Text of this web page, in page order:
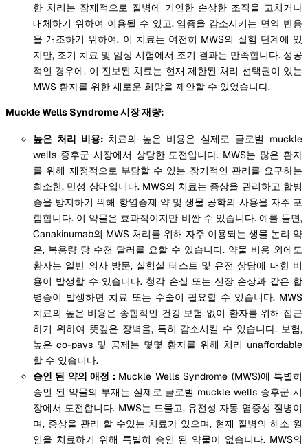
한 처리는 잠재적으로 질병에 기인한 손상한 조직을 고치거나
대체하기 위하여 이용될 수 있고, 염증을 감소시키는 면역 반응
을 개조하기 위하여. 이 치료는 여전히 MWS의 실험 단계에 있
지만, 조기 치료 및 임상 시험에서 조기 결과는 만족합니다. 성공
적인 경우에, 이 진보된 치료는 현재 제한된 처리 선택권이 있는
MWS 환자를 위한 새로운 희망을 제안할 수 있었습니다.
Muckle Wells Syndrome 시장 재량:
높은 처리 비용: 치료의 높은 비용은 실제로 글로벌 muckle
wells 증후군 시장에서 상당한 도전입니다. MWS는 많은 환자
를 위해 재정적으로 부담할 수 있는 장기적인 관리를 요구하는
희소한, 만성 상태입니다. MWS의 치료는 증상을 관리하고 합병
증을 방지하기 위해 항염증제 약 및 생물 공학의 사용을 자주 포
함합니다. 이 약물은 효과적이지만 비싼 수 있습니다. 예를 들면,
Canakinumab의 MWS 처리를 위해 자주 이용되는 생물 논리 약
은, 복용량 당 수천 달러를 요할 수 있습니다. 약물 비용 외에도
환자는 일반 의사 방문, 실험실 테스트 및 유전 상담에 대한 비
용이 발생할 수 있습니다. 청각 손실 또는 신장 손상과 같은 합
병증이 발생하면 치료 또는 수술이 필요할 수 있습니다. MWS
치료의 높은 비용은 종합적인 건강 보험 없이 환자를 위해 접근
하기 위하여 뜻깊은 장벽을, 특히 감소시킬 수 있습니다. 보험,
높은 co-pays 및 공제는 몇몇 환자를 위해 처리 unaffordable
할 수 있습니다.
승인 된 약의 애정 : Muckle Wells Syndrome (MWS)에 특별히
승인 된 약물의 부재는 실제로 글로벌 muckle wells 증후군 시
장에서 도전합니다. MWS는 드물고, 유전성 자동 염증성 질병이
며, 증상을 관리 할 수있는 치료가 있으며, 현재 질병의 해소 원
인을 치료하기 위해 특별히 승인 된 약물이 없습니다. MWS의